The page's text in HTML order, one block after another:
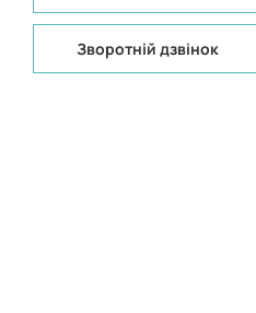
Зворотній дзвінок